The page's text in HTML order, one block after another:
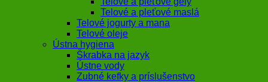
Telové a pleťové maslá
Telové jogurty a mana
Telové oleje
Ústna hygiena
Škrabka na jazyk
Ústne vody
Zubné kefky a príslušenstvo